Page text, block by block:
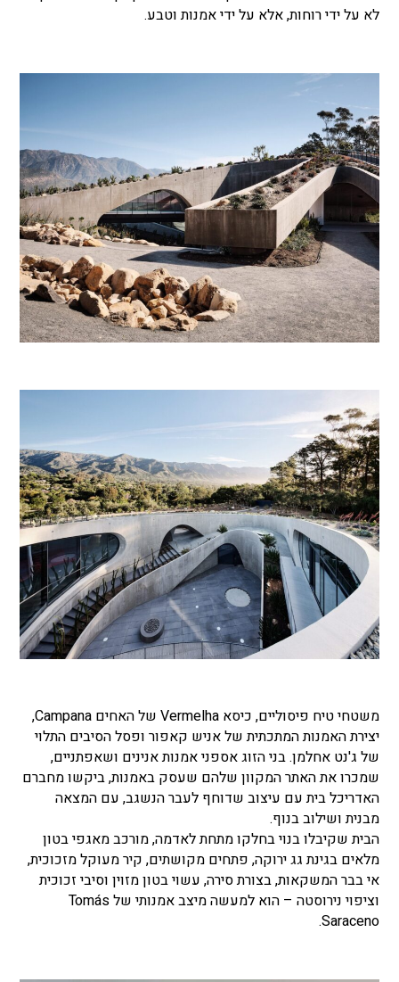
לא על ידי רוחות, אלא על ידי אמנות וטבע.
משטחי טיח פיסוליים, כיסא Vermelha של האחים Campana,
יצירת האמנות המתכתית של אניש קאפור ופסל הסיבים התלוי
של ג'נט אחלמן. בני הזוג אספני אמנות אנינים ושאפתניים,
שמכרו את האתר המקוון שלהם שעסק באמנות, ביקשו מחברם
האדריכל בית עם עיצוב שדוחף לעבר הנשגב, עם המצאה
מבנית ושילוב בנוף.
הבית שקיבלו בנוי בחלקו מתחת לאדמה, מורכב מאגפי בטון
מלאים בגינת גג ירוקה, פתחים מקושתים, קיר מעוקל מזכוכית,
אי בבר המשקאות, בצורת סירה, עשוי בטון מזוין וסיבי זכוכית
וציפוי נירוסטה – הוא למעשה מיצב אמנותי של Tomás
Saraceno.